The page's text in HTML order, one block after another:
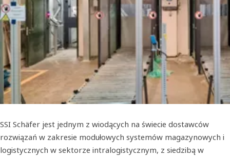
SSI Schäfer jest jednym z wiodących na świecie dostawców
rozwiązań w zakresie modułowych systemów magazynowych i
logistycznych w sektorze intralogistycznym, z siedzibą w